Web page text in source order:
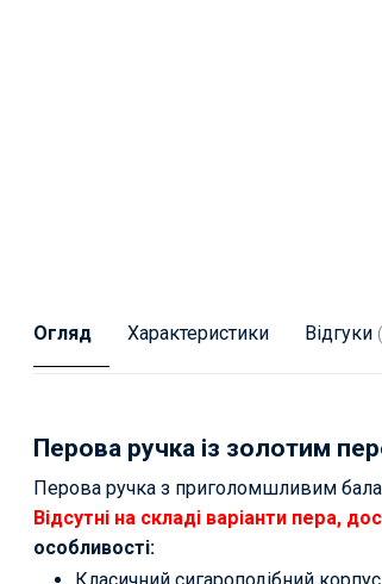
Огляд Характеристики Відгуки
Перова ручка із золотим
Перова ручка з приголомшливим
Відсутні на складі варіанти пера,
особливості: